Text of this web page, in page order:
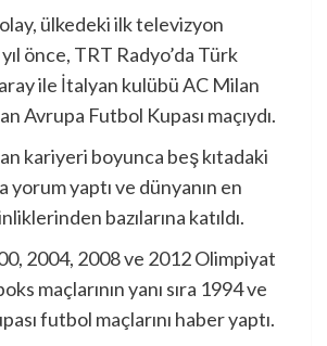
ülkedeki ilk televizyon
önce, TRT Radyo’da Türk
ile İtalyan kulübü AC Milan
Avrupa Futbol Kupası maçıydı.
kariyeri boyunca beş kıtadaki
yorum yaptı ve dünyanın en
bazılarına katıldı.
2004, 2008 ve 2012 Olimpiyat
maçlarının yanı sıra 1994 ve
futbol maçlarını haber yaptı.